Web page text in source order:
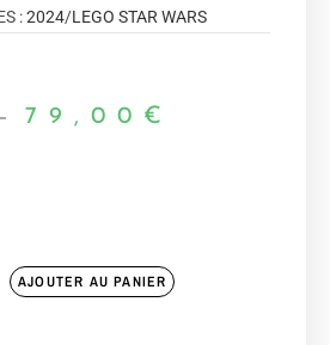
:2024/LEGO STAR WARS
79,00 €
AJOUTER AU PANIER